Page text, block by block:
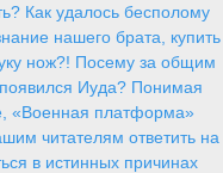
Как удалось бесполому
нашего брата, купить
нож?! Посему за общим
Иуда? Понимая
«Военная платформа»
читателям ответить на
в истинных причинах